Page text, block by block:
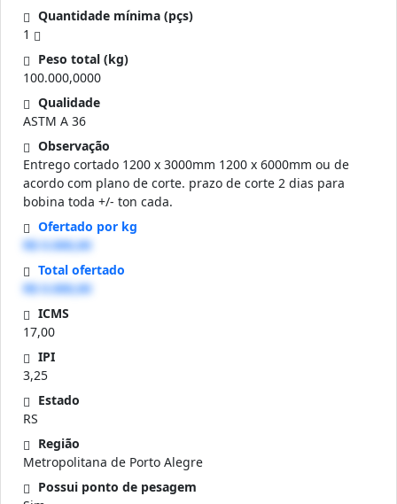
Quantidade mínima (pçs)
1
Peso total (kg)
100.000,0000
Qualidade
ASTM A 36
Observação
Entrego cortado 1200 x 3000mm 1200 x 6000mm ou de
acordo com plano de corte. prazo de corte 2 dias para
bobina toda +/- ton cada.
Ofertado por kg
R$ 0.000,00
Total ofertado
R$ 0.000,00
ICMS
17,00
IPI
3,25
Estado
RS
Região
Metropolitana de Porto Alegre
Possui ponto de pesagem